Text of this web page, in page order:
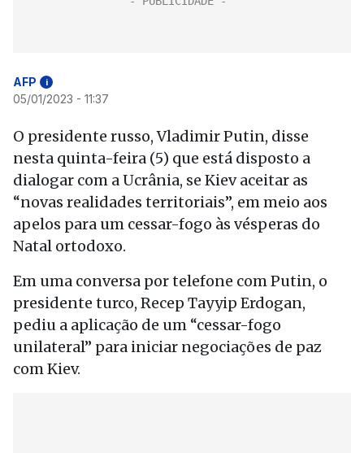
AFP i
05/01/2023 - 11:37
O presidente russo, Vladimir Putin, disse
nesta quinta-feira (5) que está disposto a
dialogar com a Ucrânia, se Kiev aceitar as
“novas realidades territoriais”, em meio aos
apelos para um cessar-fogo às vésperas do
Natal ortodoxo.
Em uma conversa por telefone com Putin, o
presidente turco, Recep Tayyip Erdogan,
pediu a aplicação de um “cessar-fogo
unilateral” para iniciar negociações de paz
com Kiev.